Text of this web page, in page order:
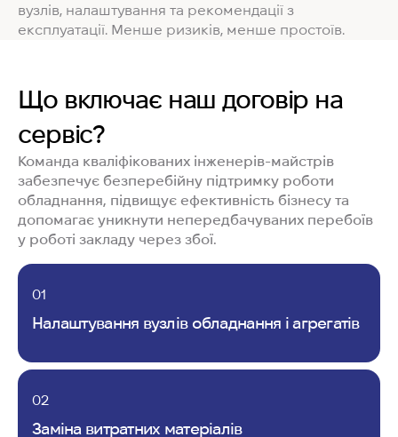
вузлів, налаштування та рекомендації з
експлуатації. Менше ризиків, менше простоїв.
Що включає наш договір на
сервіс?
Команда кваліфікованих інженерів-майстрів
забезпечує безперебійну підтримку роботи
обладнання, підвищує ефективність бізнесу та
допомагає уникнути непередбачуваних перебоїв
у роботі закладу через збої.
01
Налаштування вузлів обладнання і агрегатів
02
Заміна витратних матеріалів